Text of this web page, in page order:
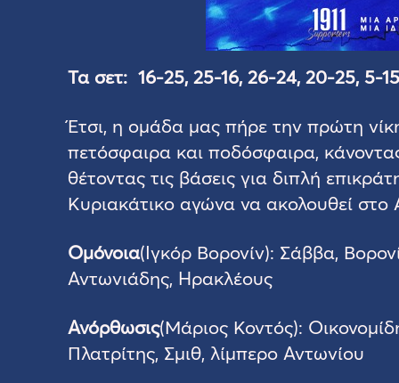
Τα σετ: 16-25, 25-16, 26-24, 20-25, 5-15
Έτσι, η ομάδα μας πήρε την πρώτη
πετόσφαιρα και ποδόσφαιρα,
θέτοντας τις βάσεις για διπλή
Κυριακάτικο αγώνα να ακολουθεί
Ομόνοια(Ιγκόρ Βορονίν): Σάββα,
Αντωνιάδης, Ηρακλέους
Ανόρθωσις(Μάριος Κοντός):
Πλατρίτης, Σμιθ, λίμπερο Αντωνίου